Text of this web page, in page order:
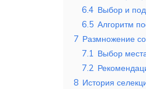
6.4 Выбор и
6.5 Алгоритм
7 Размножение
7.1 Выбор
7.2
8 История